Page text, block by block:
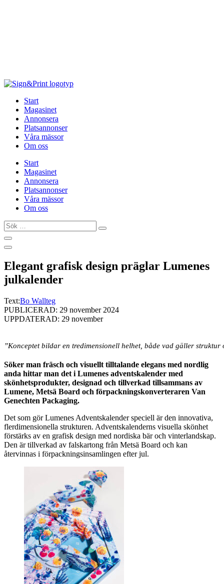
Start
Magasinet
Annonsera
Platsannonser
Våra mässor
Om oss
Start
Magasinet
Annonsera
Platsannonser
Våra mässor
Om oss
Sök
…
Elegant grafisk design präglar Lumenes
julkalender
Text:Bo Wallteg
PUBLICERAD: 29 november 2024
UPPDATERAD: 29 november
”Konceptet bildar en tredimensionell helhet, både vad gäller
Söker man fräsch och visuellt tilltalande elegans med nordlig
anda hittar man det i Lumenes adventskalender med
skönhetsprodukter, designad och tillverkad tillsammans av
Lumene, Metsä Board och förpackningskonverteraren Van
Genechten Packaging.
Det som gör Lumenes Adventskalender speciell är den innovativa,
flerdimensionella strukturen. Adventskalenderns visuella skönhet
förstärks av en grafisk design med nordiska bär och vinterlandskap.
Den är tillverkad av falskartong från Metsä Board och kan
återvinnas i förpackningsinsamlingen efter jul.